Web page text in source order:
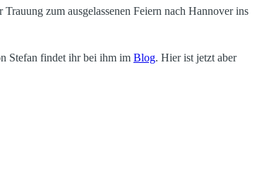
zum ausgelassenen Feiern nach Hannover ins
Stefan findet ihr bei ihm im Blog. Hier ist jetzt aber